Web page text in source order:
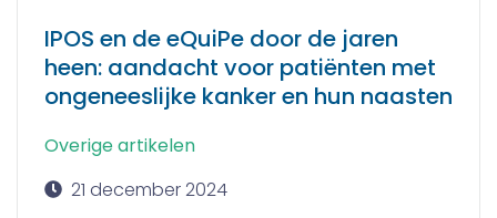
IPOS en de eQuiPe door de jaren
heen: aandacht voor patiënten met
ongeneeslijke kanker en hun naasten
Overige artikelen
21 december 2024